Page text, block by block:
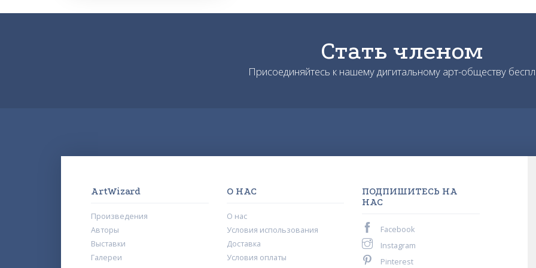
Стать членом
Присоединяйтесь к нашему дигитальному арт-обществу
ArtWizard
Произведения
Авторы
Выставки
Галереи
О НАС
О нас
Условия использования
Доставка
Условия оплаты
ПОДПИШИТЕСЬ НА
НАС
Facebook
Instagram
Pinterest